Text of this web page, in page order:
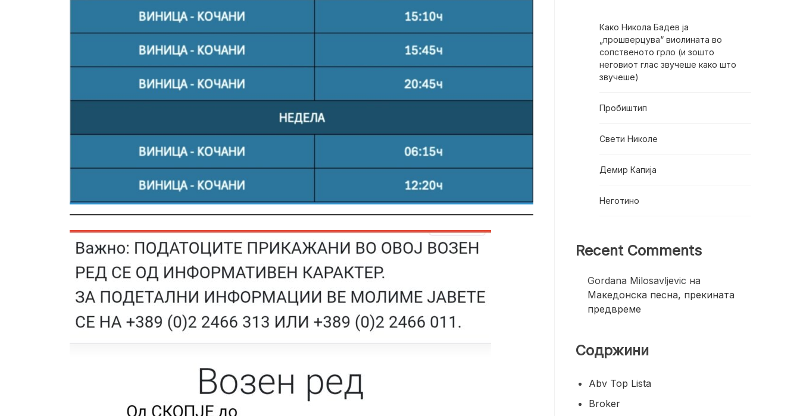
Како Никола Бадев ја
„прошверцува“ виолината во
сопственото грло (и зошто
неговиот глас звучеше како што
звучеше)
Пробиштип
Свети Николе
Демир Капија
Неготино
Recent Comments
Gordana Milosavljevic на
Македонска песна, прекината
предвреме
Содржини
Abv Top Lista
Broker